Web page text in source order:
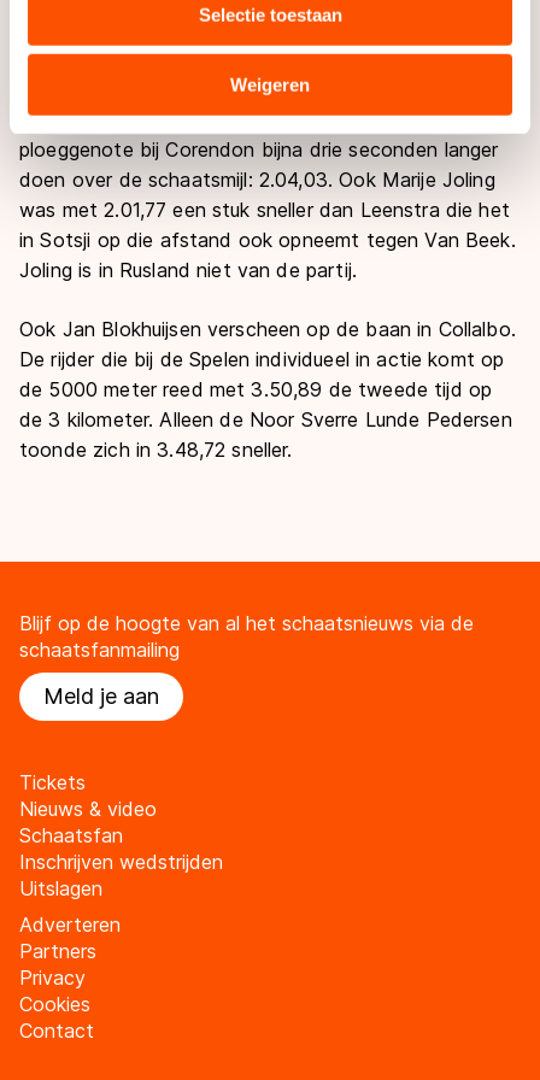
combineren met andere gegevens die u aan hen heeft
verstrekt of die zij hebben verzameld via hun services.
Sommige partners kunnen gegevens doorgeven aan
landen buiten de EU, zoals de VS, waar mogelijk geen
adequaat beschermingsniveau geldt volgens de GDPR.
Door op ‘Toestaan’ te klikken, stemt u in met deze
overdracht. Meer informatie vindt u in ons
cookiebeleid
Selectie toestaan
Weigeren
In Collalbo was Lotte van Beek Marrit Leenstra ruim
te snel af op de 1500 meter. De 22-jarige Van Beek
kwam in Italië na 2.01,24 over de streep en zag haar
ploeggenote bij Corendon bijna drie seconden langer
doen over de schaatsmijl: 2.04,03. Ook Marije Joling
was met 2.01,77 een stuk sneller dan Leenstra die het
in Sotsji op die afstand ook opneemt tegen Van Beek.
Joling is in Rusland niet van de partij.
Ook Jan Blokhuijsen verscheen op de baan in Collalbo.
De rijder die bij de Spelen individueel in actie komt op
de 5000 meter reed met 3.50,89 de tweede tijd op
de 3 kilometer. Alleen de Noor Sverre Lunde Pedersen
toonde zich in 3.48,72 sneller.
Blijf op de hoogte van al het schaatsnieuws via de
schaatsfanmailing
Meld je aan
Tickets
Nieuws & video
Schaatsfan
Inschrijven wedstrijden
Uitslagen
Adverteren
Partners
Privacy
Cookies
Contact